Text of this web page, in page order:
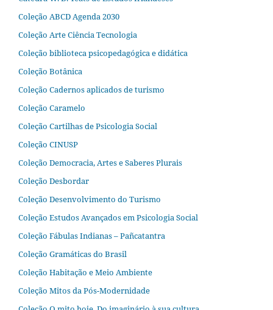
Coleção ABCD Agenda 2030
Coleção Arte Ciência Tecnologia
Coleção biblioteca psicopedagógica e didática
Coleção Botânica
Coleção Cadernos aplicados de turismo
Coleção Caramelo
Coleção Cartilhas de Psicologia Social
Coleção CINUSP
Coleção Democracia, Artes e Saberes Plurais
Coleção Desbordar
Coleção Desenvolvimento do Turismo
Coleção Estudos Avançados em Psicologia Social
Coleção Fábulas Indianas – Pañcatantra
Coleção Gramáticas do Brasil
Coleção Habitação e Meio Ambiente
Coleção Mitos da Pós-Modernidade